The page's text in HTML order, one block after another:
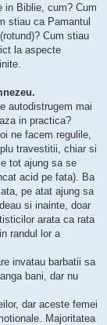
in Biblie, cum? Cum
stiau ca Pamantul
Cum stiau
la aspecte
autodistrugem mai
in practica?
ne facem regulile,
travestitii, chiar si
tot ajung sa se
acid pe fata). Ba
pe atat ajung sa
si inainte, doar
arata ca rata
randul lor a
invatau barbatii sa
bani, dar nu
dar aceste femei
Majoritatea